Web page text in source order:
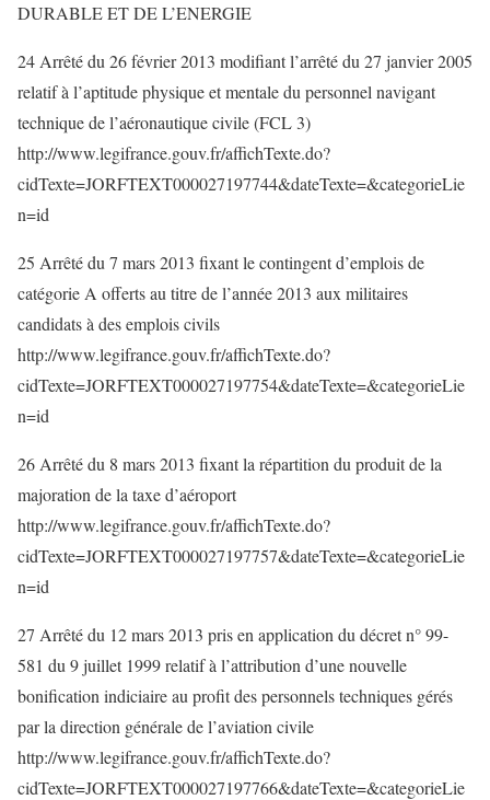
DURABLE ET DE L’ENERGIE
24 Arrêté du 26 février 2013 modifiant l’arrêté du 27 janvier 2005
relatif à l’aptitude physique et mentale du personnel navigant
technique de l’aéronautique civile (FCL 3)
http://www.legifrance.gouv.fr/affichTexte.do?
cidTexte=JORFTEXT000027197744&dateTexte=&categorieLie
n=id
25 Arrêté du 7 mars 2013 fixant le contingent d’emplois de
catégorie A offerts au titre de l’année 2013 aux militaires
candidats à des emplois civils
http://www.legifrance.gouv.fr/affichTexte.do?
cidTexte=JORFTEXT000027197754&dateTexte=&categorieLie
n=id
26 Arrêté du 8 mars 2013 fixant la répartition du produit de la
majoration de la taxe d’aéroport
http://www.legifrance.gouv.fr/affichTexte.do?
cidTexte=JORFTEXT000027197757&dateTexte=&categorieLie
n=id
27 Arrêté du 12 mars 2013 pris en application du décret n° 99-
581 du 9 juillet 1999 relatif à l’attribution d’une nouvelle
bonification indiciaire au profit des personnels techniques gérés
par la direction générale de l’aviation civile
http://www.legifrance.gouv.fr/affichTexte.do?
cidTexte=JORFTEXT000027197766&dateTexte=&categorieLie